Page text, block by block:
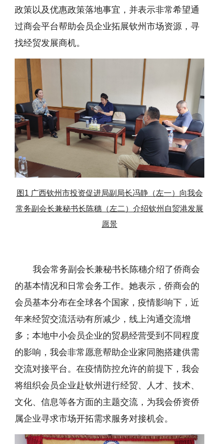
政策以及优惠政策落地事宜，并表示非常希望通
过商会平台帮助会员企业拓展钦州市场资源，寻
找经贸发展商机。
图 1 广西钦州市投资促进局副局长冯静（左一）向我会
常务副会长兼秘书长陈穗（左二）介绍钦州自贸港发展
愿景
我会常务副会长兼秘书长陈穗介绍了侨商会
的基本情况和日常会务工作。她表示，侨商会的
会员基本分布在全球各个国家，疫情影响下，近
年来经贸交流活动有所减少，线上沟通交流增
多；本地中小会员企业的贸易经营受到不同程度
的影响，我会非常愿意帮助企业家同胞搭建供需
交流对接平台。在疫情防控允许的前提下，我会
将组织会员企业赴钦州进行经贸、人才、技术、
文化、信息等各方面的主题交流，为我会侨资侨
属企业寻求市场开拓需求服务对接机会。